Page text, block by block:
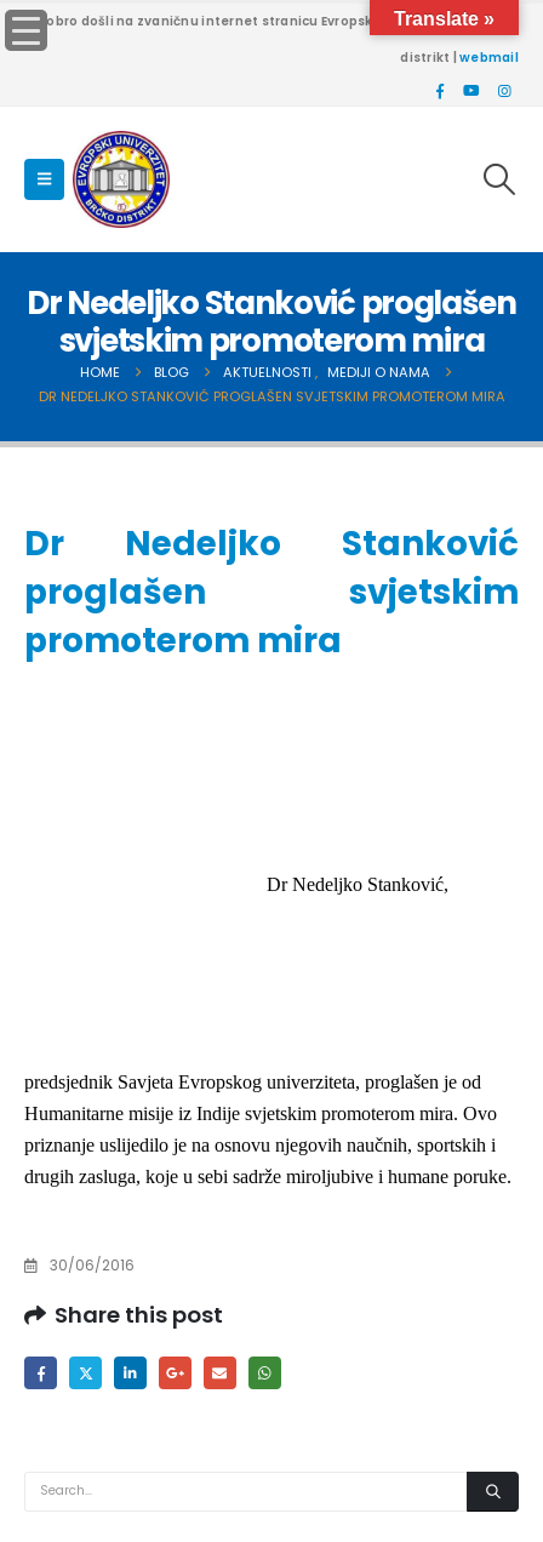
Dobro došli na zvaničnu internet stranicu Evropskog univerziteta Brčko
distrikt |webmail
Dr Nedeljko Stanković proglašen
svjetskim promoterom mira
HOME BLOG AKTUELNOSTI , MEDIJI O NAMA
DR NEDELJKO STANKOVIĆ PROGLAŠEN SVJETSKIM PROMOTEROM MIRA
Dr Nedeljko Stanković
proglašen svjetskim
promoterom mira
Dr Nedeljko Stanković,
predsjednik Savjeta Evropskog univerziteta, proglašen je od
Humanitarne misije iz Indije svjetskim promoterom mira. Ovo
priznanje uslijedilo je na osnovu njegovih naučnih, sportskih i
drugih zasluga, koje u sebi sadrže miroljubive i humane poruke.
30/06/2016
Share this post
Translate »